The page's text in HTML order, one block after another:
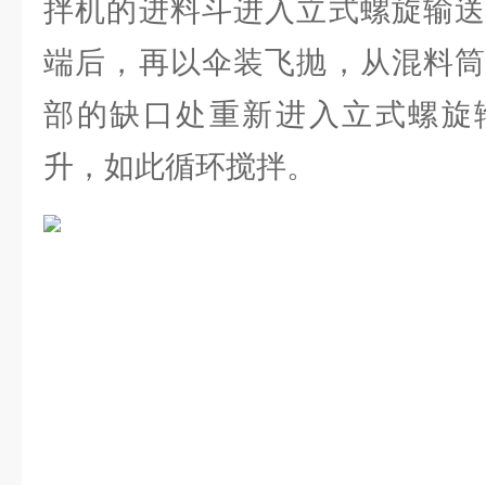
拌机的进料斗进入立式螺旋输
端后，再以伞装飞抛，从混料
部的缺口处重新进入立式螺旋
升，如此循环搅拌。